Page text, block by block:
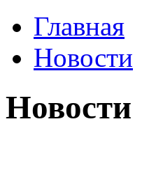
Главная
Новости
Новости